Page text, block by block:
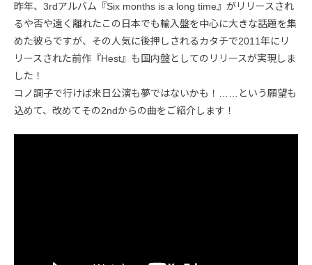
昨年、3rdアルバム『Six months is a long time』がリリースされ
るや否や遠く離れたこの日本でも輸入盤を中心に大きな話題を集
めた彼らですが、その人気に後押しされるカタチで2011年にリ
リースされた前作『Hest』も国内盤としてのリリースが実現しま
した！
コノ調子で行けば来日公演も夢ではないかも！……という願望も
込めて、改めてその2ndからの曲をご紹介します！